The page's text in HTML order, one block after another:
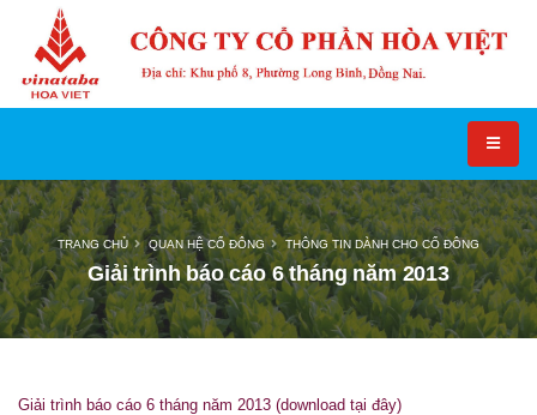
Giải trình báo cáo 6 tháng năm 2013
TRANG CHỦ QUAN HỆ CỔ ĐÔNG THÔNG TIN DÀNH CHO CỔ ĐÔNG
Giải trình báo cáo 6 tháng năm 2013 (download tại đây)